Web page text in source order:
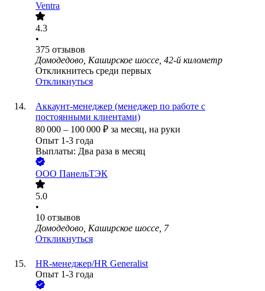
Ventra
4.3
•
375 отзывов
Домодедово, Каширское шоссе, 42-й километр
Откликнитесь среди первых
Откликнуться
Аккаунт-менеджер (менеджер по работе с
постоянными клиентами)
80 000 – 100 000 ₽ за месяц, на руки
Опыт 1-3 года
Выплаты: Два раза в месяц
ООО ПанельТЭК
5.0
•
10 отзывов
Домодедово, Каширское шоссе, 7
Откликнуться
HR-менеджер/HR Generalist
Опыт 1-3 года